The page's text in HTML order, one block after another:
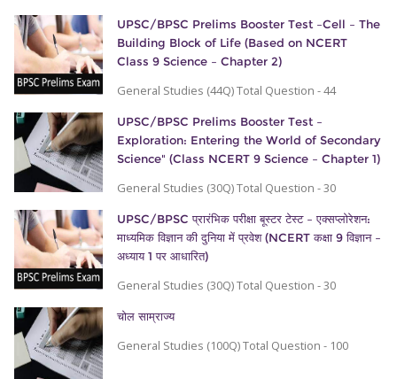
UPSC/BPSC Prelims Booster Test –Cell – The
Building Block of Life (Based on NCERT
Class 9 Science – Chapter 2)
General Studies (44Q) Total Question - 44
UPSC/BPSC Prelims Booster Test –
Exploration: Entering the World of Secondary
Science" (Class NCERT 9 Science – Chapter 1)
General Studies (30Q) Total Question - 30
UPSC/BPSC प्रारंभिक परीक्षा बूस्टर टेस्ट – एक्सप्लोरेशन:
माध्यमिक विज्ञान की दुनिया में प्रवेश (NCERT कक्षा 9 विज्ञान –
अध्याय 1 पर आधारित)
General Studies (30Q) Total Question - 30
चोल साम्राज्य
General Studies (100Q) Total Question - 100